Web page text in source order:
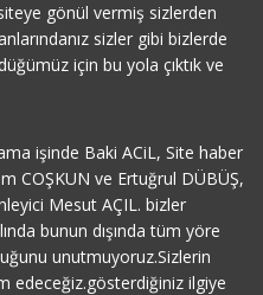
gönül vermiş sizlerden
sizler gibi bizlerde
için bu yola çıktık ve
işinde Baki ACiL, Site haber
COŞKUN ve Ertuğrul DÜBÜŞ,
Mesut AÇIL. bizler
bunun dışında tüm yöre
unutmuyoruz.Sizlerin
edeceğiz.gösterdiğiniz ilgiye